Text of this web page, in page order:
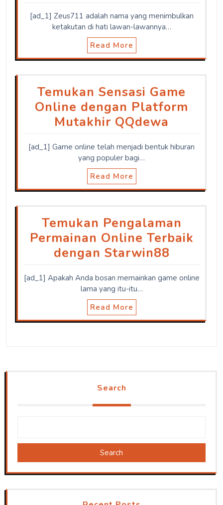
[ad_1] Zeus711 adalah nama yang menimbulkan
ketakutan di hati lawan-lawannya…
Read More
Temukan Sensasi Game
Online dengan Platform
Mutakhir QQdewa
[ad_1] Game online telah menjadi bentuk hiburan
yang populer bagi…
Read More
Temukan Pengalaman
Permainan Online Terbaik
dengan Starwin88
[ad_1] Apakah Anda bosan memainkan game online
lama yang itu-itu…
Read More
Search
Search